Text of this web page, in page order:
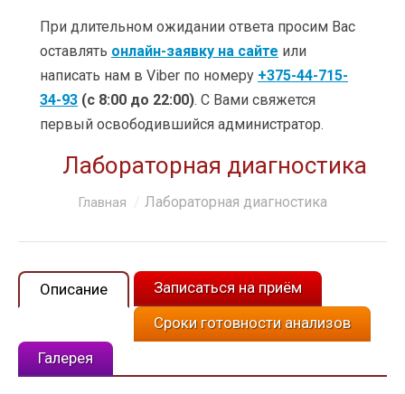
ЦЕНЫ
ОБУЧЕНИЕ
При длительном ожидании ответа просим Вас
оставлять онлайн-заявку на сайте или
написать нам в Viber по номеру +375-44-715-
34-93 (с 8:00 до 22:00). С Вами свяжется
первый освободившийся администратор.
Лабораторная диагностика
Вы здесь:Главная Лабораторная диагностика
Описание
Записаться на приём
Сроки готовности анализов
Галерея